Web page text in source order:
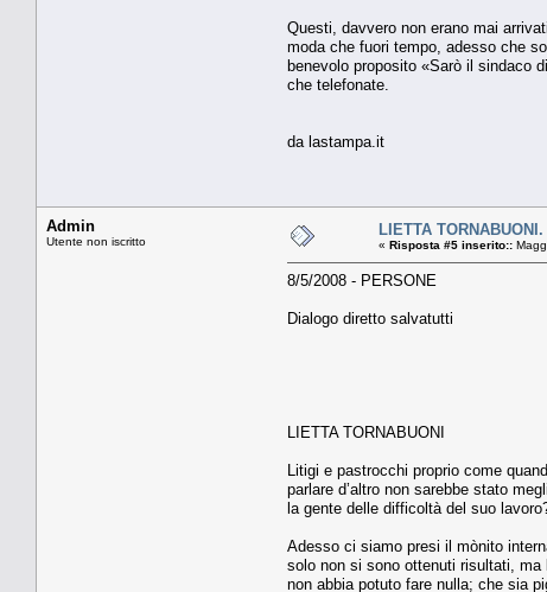
Questi, davvero non erano mai
moda che fuori tempo, adesso che
benevolo proposito «Sarò il sindaco
che telefonate.
da lastampa.it
Admin
Utente non iscritto
LIETTA
« Risposta #5 inserito::
8/5/2008 - PERSONE
Dialogo diretto salvatutti
LIETTA TORNABUONI
Litigi e pastrocchi proprio come
parlare d’altro non sarebbe stato
la gente delle difficoltà del suo
Adesso ci siamo presi il mònito
solo non si sono ottenuti risultati, ma
non abbia potuto fare nulla; che sia